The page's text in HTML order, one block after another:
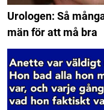
Urologen: Så
män för att må bra